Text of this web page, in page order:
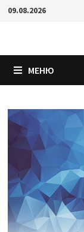
Перейти
09.08.2026
МЕНЮ